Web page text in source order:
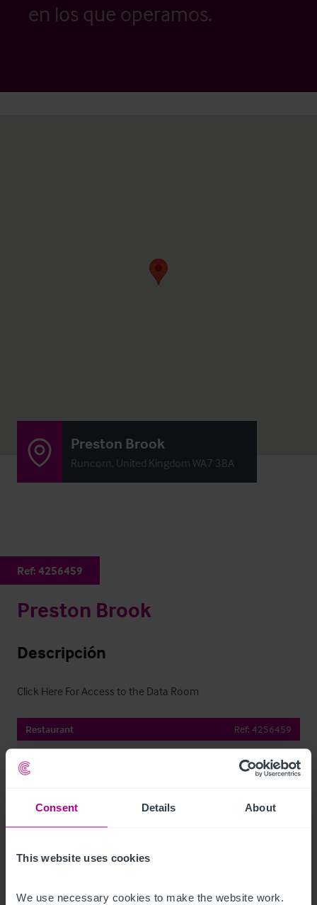
Consent Details About
This website uses cookies
We use necessary cookies to make the website work.
en los que operamos.
Preston Brook
Runcorn, United Kingdom WA7 3BA
Ref: 4256459
Preston Brook
Descripción
Click Here For Access to the Data Room
Restaurant Ref: 4256459
Contacto